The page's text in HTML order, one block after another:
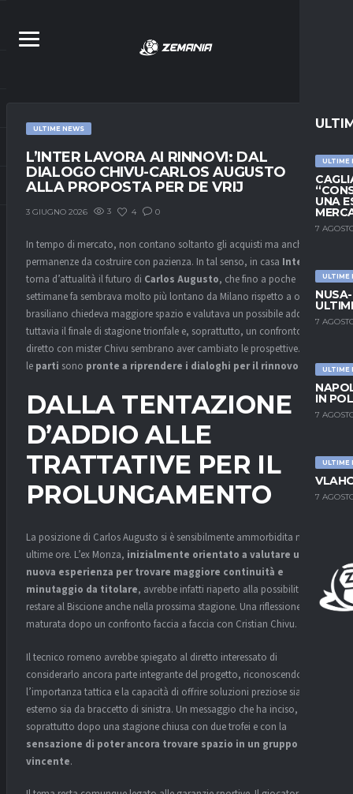
ULTIME
UNA
7
ULTIME
7
ULTIME
IN
7
ULTIME
7
ULTIME NEWS
L’INTER LAVORA AI RINNOVI: DAL
DIALOGO CHIVU-CARLOS AUGUSTO
ALLA PROPOSTA PER DE VRIJ
3 GIUGNO 2026 3 4 0
In tempo di mercato, non contano soltanto gli acquisti ma anche le
permanenze da costruire con pazienza. In tal senso, in casa Inter
torna d’attualità il futuro di Carlos Augusto, che fino a poche
settimane fa sembrava molto più lontano da Milano rispetto a oggi. Il
brasiliano chiedeva maggiore spazio e valutava un possibile addio,
tuttavia il finale di stagione trionfale e, soprattutto, un confronto
diretto con mister Chivu sembrano aver cambiato le prospettive. Ora
le parti sono pronte a riprendere i dialoghi per il rinnovo
DALLA TENTAZIONE
D’ADDIO ALLE
TRATTATIVE PER IL
PROLUNGAMENTO
La posizione di Carlos Augusto si è sensibilmente ammorbidita nelle
ultime ore. L’ex Monza, inizialmente orientato a valutare una
nuova esperienza per trovare maggiore continuità e
minutaggio da titolare, avrebbe infatti riaperto alla possibilità di
restare al Biscione anche nella prossima stagione. Una riflessione
maturata dopo un confronto faccia a faccia con Cristian Chivu.
Il tecnico romeno avrebbe spiegato al diretto interessato di
considerarlo ancora parte integrante del progetto, riconoscendone
l’importanza tattica e la capacità di offrire soluzioni preziose sia da
esterno sia da braccetto di sinistra. Un messaggio che ha inciso,
soprattutto dopo una stagione chiusa con due trofei e con la
sensazione di poter ancora trovare spazio in un gruppo
vincente.